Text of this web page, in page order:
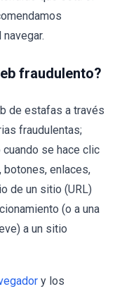
fraudulento?
de estafas a través
fraudulentas;
se hace clic
botones, enlaces,
de un sitio (URL)
(o a una
a un sitio
y los